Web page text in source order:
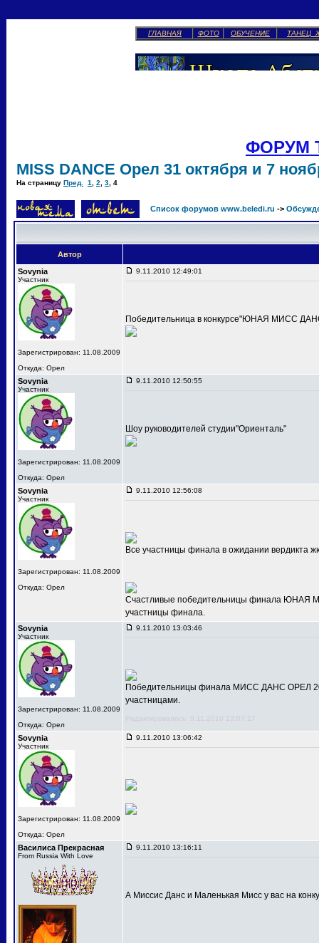
ГЛАВНАЯ ФОТО ОБУЧЕНИЕ ТАНЕЦ
ФОРУМ
MISS DANCE Орел 31 октября и 7
На страницу Пред. 1 2 3 4
Список форумов www.beledi.ru ->
Автор
Sovynia
Участник
Зарегистрирован: 11.08.2009
Откуда: Орел
9.11.2010 12:49:01
Победительница в конкурсе"ЮНАЯ МИСС
Sovynia
Участник
Зарегистрирован: 11.08.2009
Откуда: Орел
9.11.2010 12:50:55
Шоу руководителей студии"Ориенталь"
Sovynia
Участник
Зарегистрирован: 11.08.2009
Откуда: Орел
9.11.2010 12:56:08
Все участницы финала в ожидании вердикта
Счастливые победительницы финала ЮНАЯ
участницы финала.
Sovynia
Участник
Зарегистрирован: 11.08.2009
Откуда: Орел
9.11.2010 13:03:46
Победительницы финала МИСС ДАНС ОРЕЛ
участницами.
Редактировалось: 9.11.2010 13:07:17
Sovynia
Участник
Зарегистрирован: 11.08.2009
Откуда: Орел
9.11.2010 13:06:42
Василиса Прекрасная
From Russia With Love
9.11.2010 13:16:11
А Миссис Данс и Маленькая Мисс у вас на